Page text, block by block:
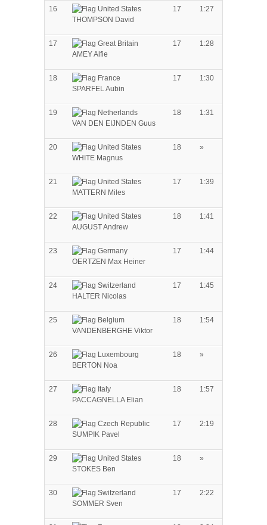
16
THOMPSON David
17 1:27
17
AMEY Alfie
17 1:28
18
SPARFEL Aubin
17 1:30
19
VAN DEN EIJNDEN Guus
18 1:31
20
WHITE Magnus
18 »
21
MATTERN Miles
17 1:39
22
AUGUST Andrew
18 1:41
23
OERTZEN Max Heiner
17 1:44
24
HALTER Nicolas
17 1:45
25
VANDENBERGHE Viktor
18 1:54
26
BERTON Noa
18 »
27
PACCAGNELLA Elian
18 1:57
28
SUMPIK Pavel
17 2:19
29
STOKES Ben
18 »
30
SOMMER Sven
17 2:22